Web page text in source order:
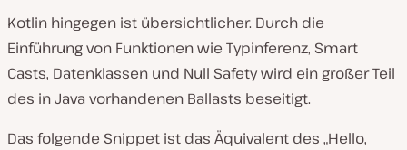
Kotlin hingegen ist übersichtlicher. Durch die
Einführung von Funktionen wie Typinferenz, Smart
Casts, Datenklassen und Null Safety wird ein großer Teil
des in Java vorhandenen Ballasts beseitigt.
Das folgende Snippet ist das Äquivalent des „Hello,